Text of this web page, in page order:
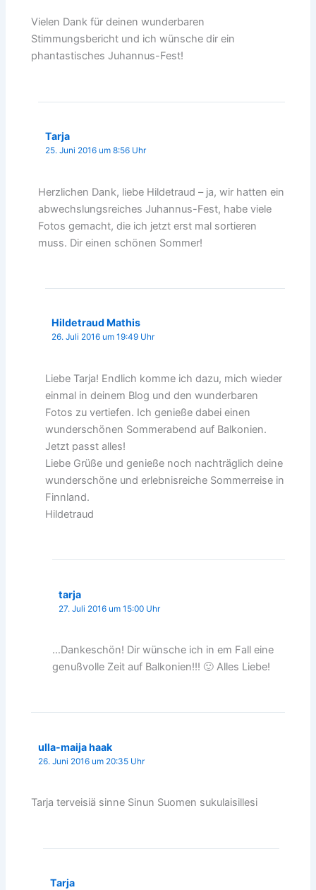
Vielen Dank für deinen wunderbaren
Stimmungsbericht und ich wünsche dir ein
phantastisches Juhannus-Fest!
Tarja
25. Juni 2016 um 8:56 Uhr
Herzlichen Dank, liebe Hildetraud – ja, wir hatten ein
abwechslungsreiches Juhannus-Fest, habe viele
Fotos gemacht, die ich jetzt erst mal sortieren
muss. Dir einen schönen Sommer!
Hildetraud Mathis
26. Juli 2016 um 19:49 Uhr
Liebe Tarja! Endlich komme ich dazu, mich wieder
einmal in deinem Blog und den wunderbaren
Fotos zu vertiefen. Ich genieße dabei einen
wunderschönen Sommerabend auf Balkonien.
Jetzt passt alles!
Liebe Grüße und genieße noch nachträglich deine
wunderschöne und erlebnisreiche Sommerreise in
Finnland.
Hildetraud
tarja
27. Juli 2016 um 15:00 Uhr
…Dankeschön! Dir wünsche ich in em Fall eine
genußvolle Zeit auf Balkonien!!! 🙂 Alles Liebe!
ulla-maija haak
26. Juni 2016 um 20:35 Uhr
Tarja terveisiä sinne Sinun Suomen sukulaisillesi
Tarja